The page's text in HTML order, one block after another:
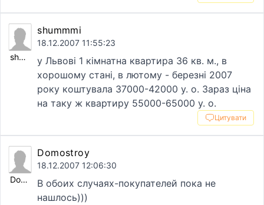
shummmi
shummmi
18.12.2007 11:55:23
у Львові 1 кімнатна квартира 36 кв. м., в
хорошому стані, в лютому - березні 2007
року коштувала 37000-42000 у. о. Зараз ціна
на таку ж квартиру 55000-65000 у. о.
Цитувати
Domostroy
Domostroy
18.12.2007 12:06:30
В обоих случаях-покупателей пока не
нашлось)))